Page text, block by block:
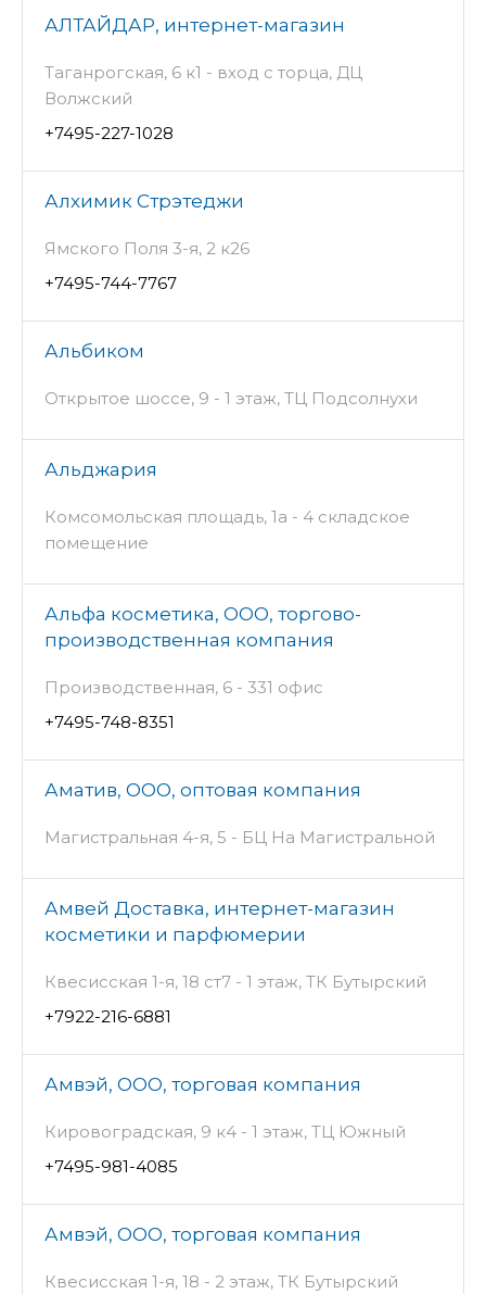
АЛТАЙДАР, интернет-магазин
Таганрогская, 6 к1 - вход с торца, ДЦ
Волжский
+7495-227-1028
Алхимик Стрэтеджи
Ямского Поля 3-я, 2 к26
+7495-744-7767
Альбиком
Открытое шоссе, 9 - 1 этаж, ТЦ Подсолнухи
Альджария
Комсомольская площадь, 1а - 4 складское
помещение
Альфа косметика, ООО, торгово-
производственная компания
Производственная, 6 - 331 офис
+7495-748-8351
Аматив, ООО, оптовая компания
Магистральная 4-я, 5 - БЦ На Магистральной
Амвей Доставка, интернет-магазин
косметики и парфюмерии
Квесисская 1-я, 18 ст7 - 1 этаж, ТК Бутырский
+7922-216-6881
Амвэй, ООО, торговая компания
Кировоградская, 9 к4 - 1 этаж, ТЦ Южный
+7495-981-4085
Амвэй, ООО, торговая компания
Квесисская 1-я, 18 - 2 этаж, ТК Бутырский